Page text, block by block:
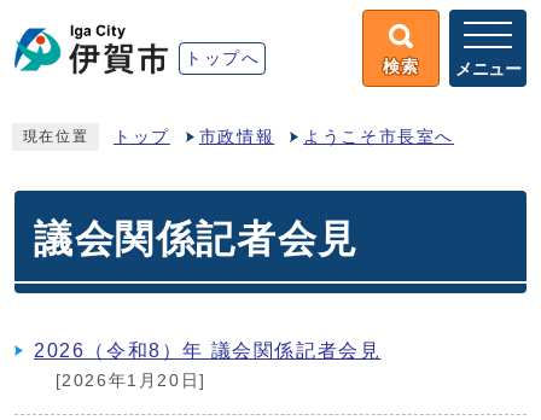
トップへ 検索 メニュー
現在位置 トップ 市政情報 ようこそ市長室へ
議会関係記者会見
2026（令和8）年 議会関係記者会見
[2026年1月20日]